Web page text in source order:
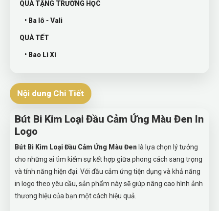
QUÀ TẶNG TRƯỜNG HỌC
• Ba lô - Vali
QUÀ TẾT
• Bao Lì Xì
Nội dung Chi Tiết
Bút Bi Kim Loại Đầu Cảm Ứng Màu Đen In
Logo
Bút Bi Kim Loại Đầu Cảm Ứng Màu Đen là lựa chọn lý tưởng
cho những ai tìm kiếm sự kết hợp giữa phong cách sang trọng
và tính năng hiện đại. Với đầu cảm ứng tiện dụng và khả năng
in logo theo yêu cầu, sản phẩm này sẽ giúp nâng cao hình ảnh
thương hiệu của bạn một cách hiệu quả.